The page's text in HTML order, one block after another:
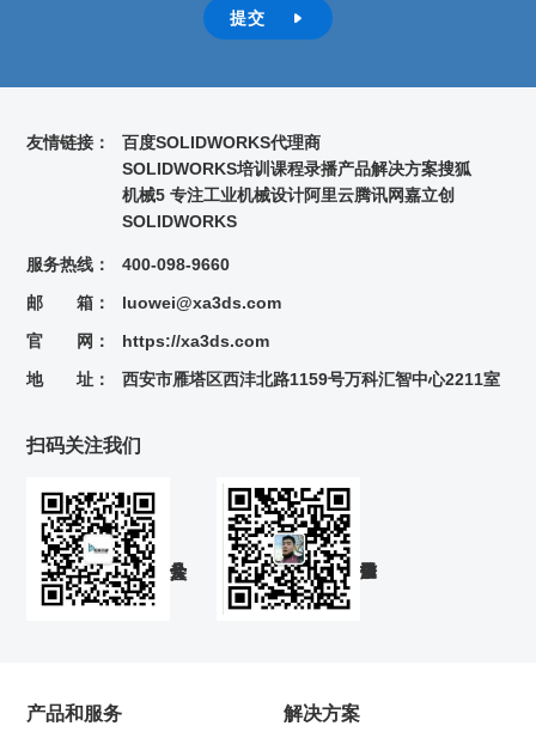
提交 
友情链接： 百度SOLIDWORKS代理商
SOLIDWORKS培训课程录播产品解决方案搜狐
机械5 专注工业机械设计阿里云腾讯网嘉立创
SOLIDWORKS
服务热线：
400-098-9660
邮 箱：
luowei@xa3ds.com
官 网：
https://xa3ds.com
地 址：
西安市雁塔区西沣北路1159号万科汇智中心2211室
扫码关注我们
产品和服务 解决方案